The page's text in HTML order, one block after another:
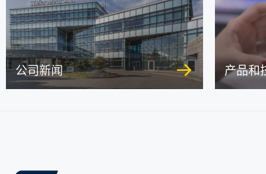
公司新闻 产品和